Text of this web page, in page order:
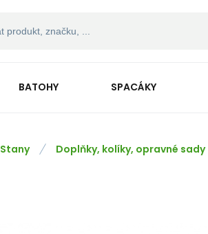
BATOHY SPACÁKY
Stany Doplňky, kolíky, opravné sady